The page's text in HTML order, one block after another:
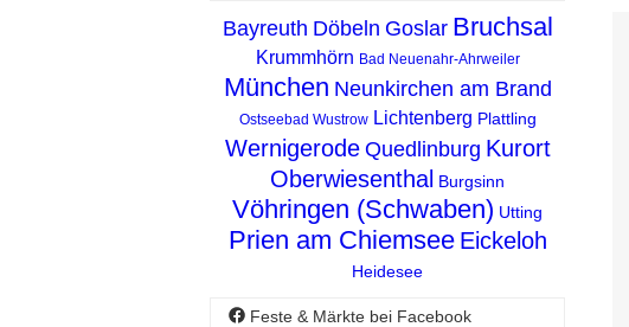
Bayreuth Döbeln Goslar Bruchsal
Krummhörn Bad Neuenahr-Ahrweiler
München Neunkirchen am Brand
Ostseebad Wustrow Lichtenberg Plattling
Wernigerode Quedlinburg Kurort
Oberwiesenthal Burgsinn
Vöhringen (Schwaben) Utting
Prien am Chiemsee Eickeloh
Heidesee
Feste & Märkte bei Facebook